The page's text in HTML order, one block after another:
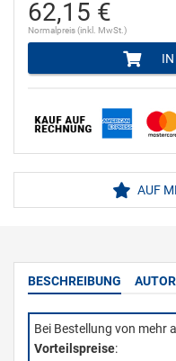
62,15 €
Normalpreis (inkl. MwSt.)
AUF
BESCHREIBUNG
Bei Bestellung von mehr
Vorteilspreise: